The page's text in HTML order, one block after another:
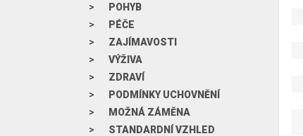
POHYB
PÉČE
ZAJÍMAVOSTI
VÝŽIVA
ZDRAVÍ
PODMÍNKY UCHOVNĚNÍ
MOŽNÁ ZÁMĚNA
STANDARDNÍ VZHLED